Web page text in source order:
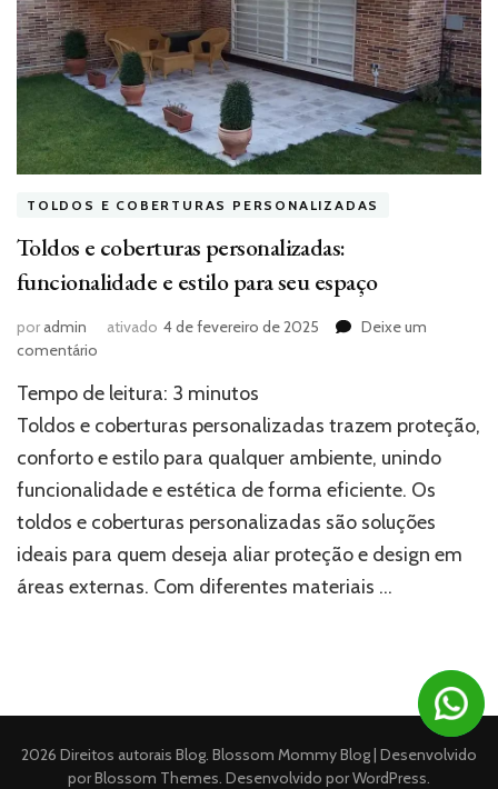
TOLDOS E COBERTURAS PERSONALIZADAS
Toldos e coberturas personalizadas:
funcionalidade e estilo para seu espaço
poradmin ativado 4 de fevereiro de 2025
Deixe um
comentário
e
coberturas
personalizadas:
funcionalidade
e
estilo
para
seu
espaço
Tempo de leitura: 3 minutos
Toldos e coberturas personalizadas trazem proteção,
conforto e estilo para qualquer ambiente, unindo
funcionalidade e estética de forma eficiente. Os
toldos e coberturas personalizadas são soluções
ideais para quem deseja aliar proteção e design em
áreas externas. Com diferentes materiais …
2026 Direitos autorais Blog. Blossom Mommy Blog | Desenvolvido
porBlossom Themes. Desenvolvido porWordPress.